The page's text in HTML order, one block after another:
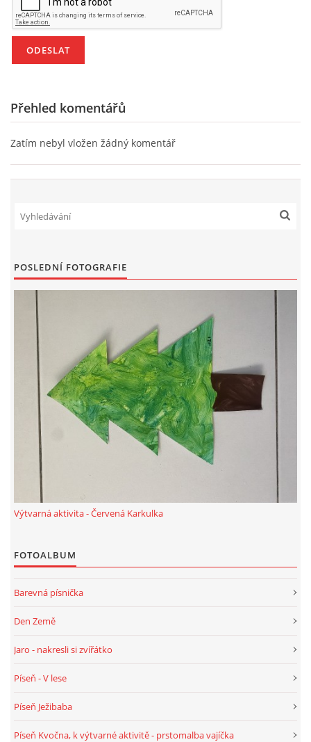
Přehled komentářů
Zatím nebyl vložen žádný komentář
POSLEDNÍ FOTOGRAFIE
Výtvarná aktivita - Červená Karkulka
FOTOALBUM
Barevná písnička
Den Země
Jaro - nakresli si zvířátko
Píseň - V lese
Píseň Ježibaba
Píseň Kvočna, k výtvarné aktivitě - prstomalba vajíčka